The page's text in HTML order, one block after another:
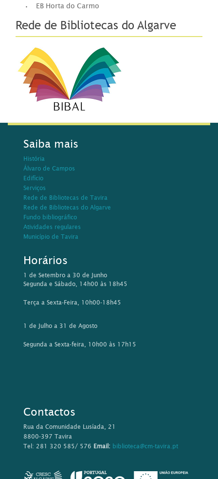
EB Horta do Carmo
Rede de Bibliotecas do Algarve
Saiba mais
História
Álvaro de Campos
Edifício
Serviços
Rede de Bibliotecas de Tavira
Rede de Bibliotecas do Algarve
Fundo bibliográfico
Atividades regulares
Município de Tavira
Horários
1 de Setembro a 30 de Junho
Segunda e Sábado, 14h00 às 18h45
Terça a Sexta-Feira, 10h00-18h45
1 de Julho a 31 de Agosto
Segunda a Sexta-feira, 10h00 às 17h15
Contactos
Rua da Comunidade Lusíada, 21
8800-397 Tavira
Tel: 281 320 585/ 576 Email: biblioteca@cm-tavira.pt